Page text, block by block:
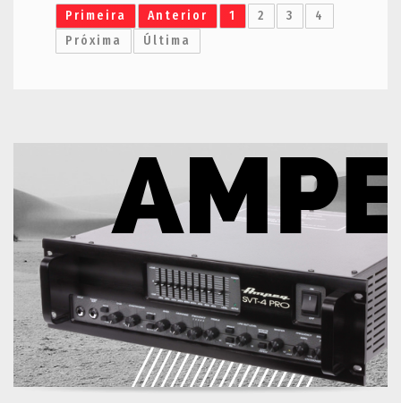
Primeira Anterior 1 2 3
4
Próxima
Última